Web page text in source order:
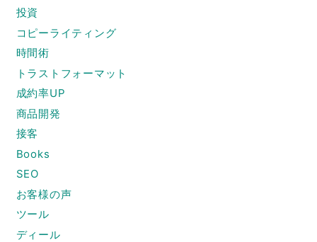
投資
コピーライティング
時間術
トラストフォーマット
成約率UP
商品開発
接客
Books
SEO
お客様の声
ツール
ディール